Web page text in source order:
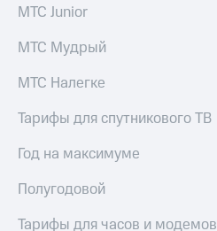
погашении
облигаций
Реквизиты
Контакты
развитие
На главную
МТС Junior
МТС Мудрый
МТС Налегке
Тарифы для спутникового ТВ
Год на максимуме
Полугодовой
Тарифы для часов и модемов